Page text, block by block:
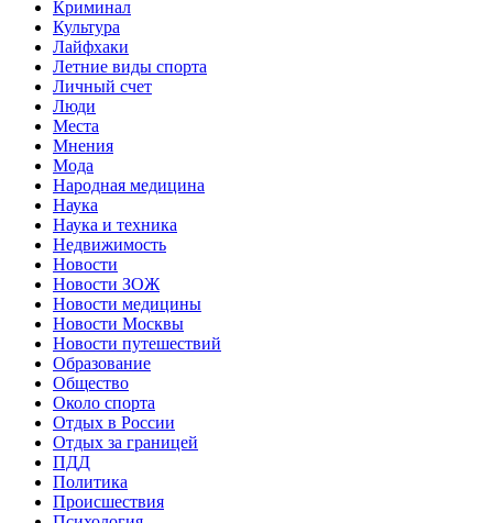
Криминал
Культура
Лайфхаки
Летние виды спорта
Личный счет
Люди
Места
Мнения
Мода
Народная медицина
Наука
Наука и техника
Недвижимость
Новости
Новости ЗОЖ
Новости медицины
Новости Москвы
Новости путешествий
Образование
Общество
Около спорта
Отдых в России
Отдых за границей
ПДД
Политика
Происшествия